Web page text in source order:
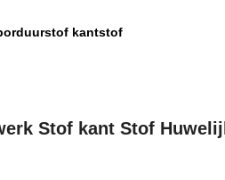
kantstof
Stof kant Stof